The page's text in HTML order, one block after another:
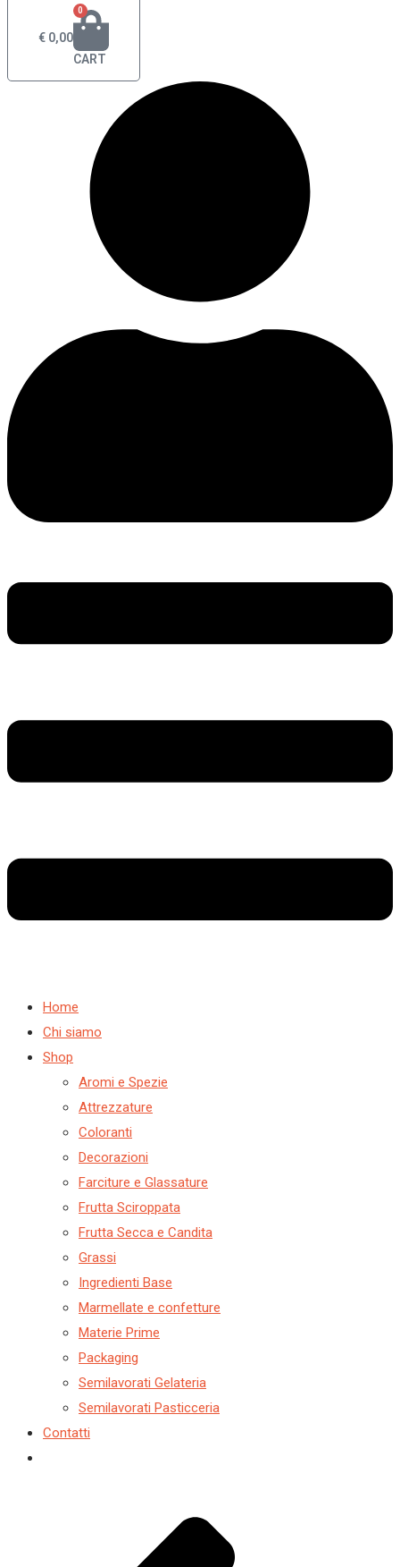
€ 0,00
0
CART
Home
Chi siamo
Shop
Aromi e Spezie
Attrezzature
Coloranti
Decorazioni
Farciture e Glassature
Frutta Sciroppata
Frutta Secca e Candita
Grassi
Ingredienti Base
Marmellate e confetture
Materie Prime
Packaging
Semilavorati Gelateria
Semilavorati Pasticceria
Contatti